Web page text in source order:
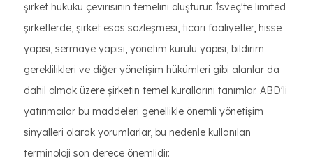
şirket hukuku çevirisinin temelini oluşturur. İsveç'te limited
şirketlerde, şirket esas sözleşmesi, ticari faaliyetler, hisse
yapısı, sermaye yapısı, yönetim kurulu yapısı, bildirim
gereklilikleri ve diğer yönetişim hükümleri gibi alanlar da
dahil olmak üzere şirketin temel kurallarını tanımlar. ABD'li
yatırımcılar bu maddeleri genellikle önemli yönetişim
sinyalleri olarak yorumlarlar, bu nedenle kullanılan
terminoloji son derece önemlidir.